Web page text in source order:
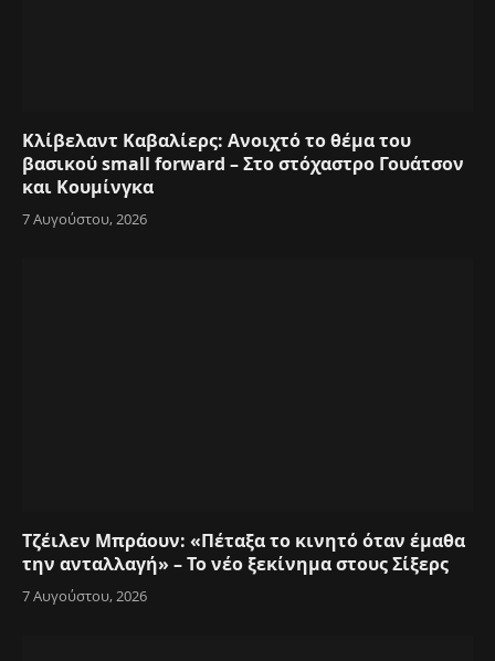
Κλίβελαντ Καβαλίερς: Ανοιχτό το θέμα του
βασικού small forward – Στο στόχαστρο Γουάτσον
και Κουμίνγκα
7 Αυγούστου, 2026
Τζέιλεν Μπράουν: «Πέταξα το κινητό όταν έμαθα
την ανταλλαγή» – Το νέο ξεκίνημα στους Σίξερς
7 Αυγούστου, 2026